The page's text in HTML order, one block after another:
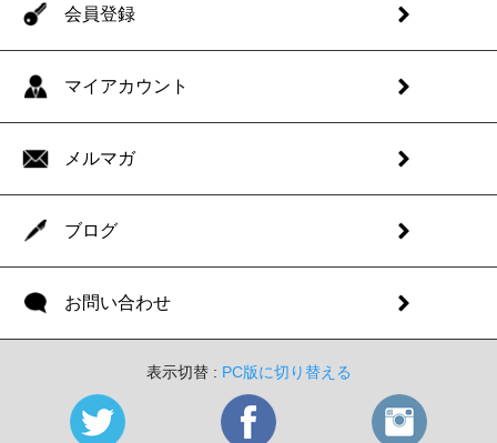
会員登録
マイアカウント
メルマガ
ブログ
お問い合わせ
表示切替 : PC版に切り替える